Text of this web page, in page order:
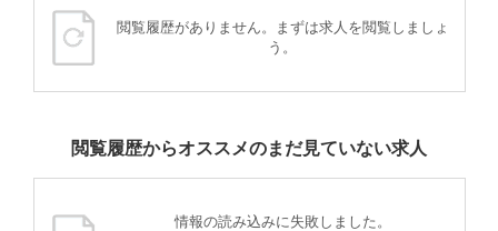
閲覧履歴がありません。まずは求人を閲覧しましょ
う。
閲覧履歴からオススメのまだ見ていない求人
情報の読み込みに失敗しました。